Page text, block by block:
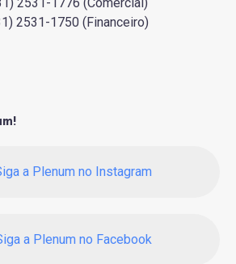
2531-1750 (Financeiro)
a Plenum no Instagram
a Plenum no Facebook